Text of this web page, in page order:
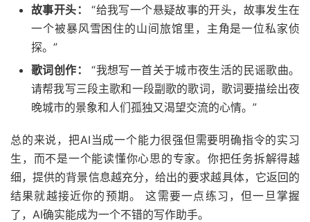
故事开头：
“给我写一个悬疑故事的开头，故事发生在
一个被暴风雪困住的山间旅馆里，主角是一位私家侦
探。”
歌词创作：
“我想写一首关于城市夜生活的民谣歌曲。
请帮我写三段主歌和一段副歌的歌词，歌词要描绘出夜
晚城市的景象和人们孤独又渴望交流的心情。”
总的来说，把AI当成一个能力很强但需要明确指令的实习
生，而不是一个能读懂你心思的专家。你把任务拆解得越
细，提供的背景信息越充分，给出的要求越具体，它返回的
结果就越接近你的预期。 这需要一点练习，但一旦掌握
了，AI确实能成为一个不错的写作助手。